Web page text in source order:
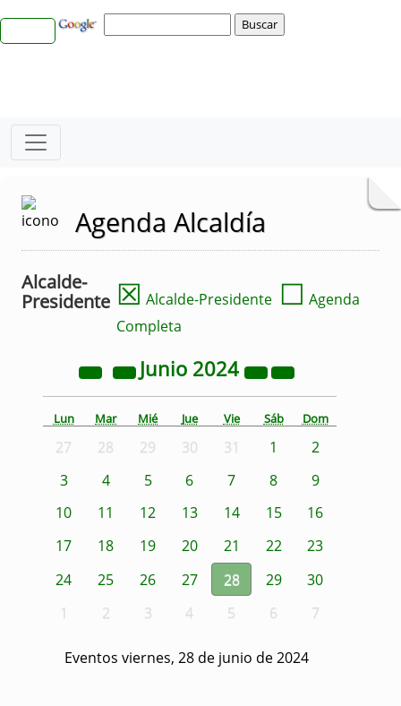
Agenda Alcaldía
Alcalde-
Presidente ☒ Alcalde-Presidente ☐ Agenda
Completa
Junio 2024
Lun Mar Mié Jue Vie Sáb Dom
27 28 29 30 31 1
2
3
4 5 6 7 8
9
10
11 12 13 14 15
16
17
18 19 20 21 22
23
24
25 26 27 28 29
30
1
2 3 4 5 6 7
Eventos viernes, 28 de junio de 2024